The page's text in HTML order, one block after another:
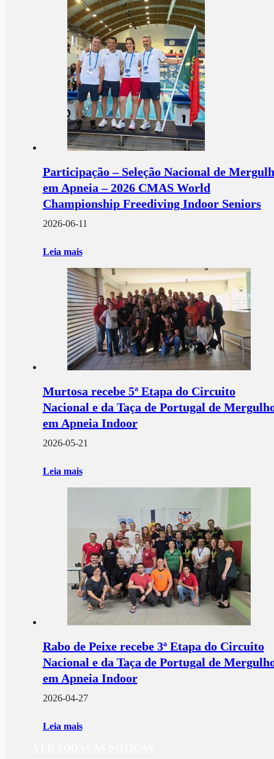
Participação – Seleção Nacional de
em Apneia – 2026 CMAS World
Championship Freediving Indoor Seniors
2026-06-11
Leia mais
Murtosa recebe 5ª Etapa do Circuito
Nacional e da Taça de Portugal de
em Apneia Indoor
2026-05-21
Leia mais
Rabo de Peixe recebe 3ª Etapa do Circuito
Nacional e da Taça de Portugal de
em Apneia Indoor
2026-04-27
Leia mais